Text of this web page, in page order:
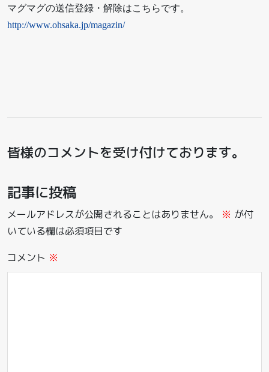
マグマグの送信登録・解除はこちらです。
http://www.ohsaka.jp/magazin/
皆様のコメントを受け付けております。
記事に投稿
メールアドレスが公開されることはありません。 ※ が付
いている欄は必須項目です
コメント ※